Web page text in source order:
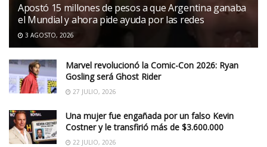
Apostó 15 millones de pesos a que Argentina ganaba
el Mundial y ahora pide ayuda por las redes
3 AGOSTO, 2026
Marvel revolucionó la Comic-Con 2026: Ryan
Gosling será Ghost Rider
27 JULIO, 2026
Una mujer fue engañada por un falso Kevin
Costner y le transfirió más de $3.600.000
22 JULIO, 2026